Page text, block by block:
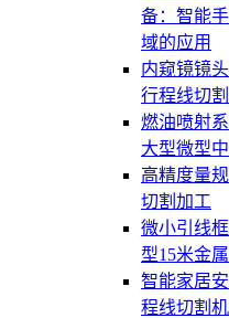
备：智能
域的应用
内窥镜镜
行程线切
燃油喷射
大型微型
高精度量
切割加工
微小引线
型15米金
智能家居
程线切割